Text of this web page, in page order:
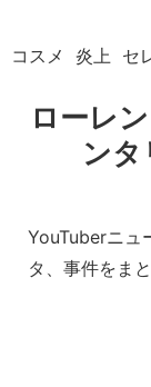
コスメ 炎上 セ
ローレ
ン
YouTuberニュ
タ、事件をま